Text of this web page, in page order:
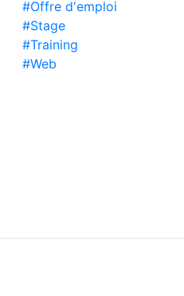
#Offre d'emploi
#Stage
#Training
#Web